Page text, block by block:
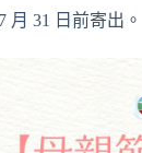
月 31 日前寄出。